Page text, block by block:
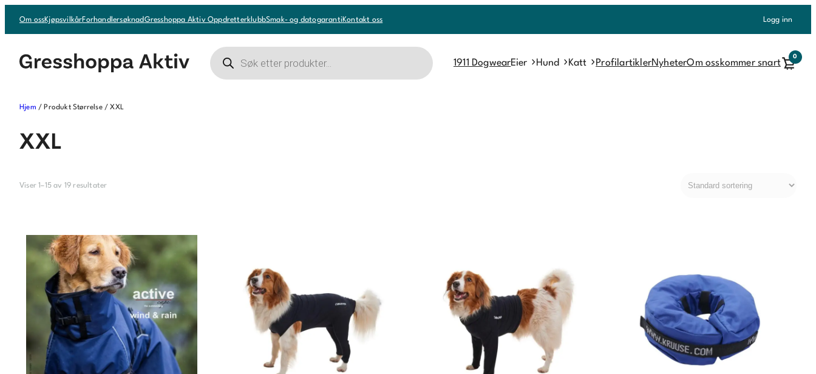
Om ossKjøpsvilkårForhandlersøknadGresshoppa Aktiv OppdretterklubbSmak- og datogarantiKontakt oss Logg inn
Products
search
1911 DogwearEier Hund Katt ProfilartiklerNyheterOm osskommer snart
0
Hjem / Produkt Størrelse / XXL
XXL
Viser 1–15 av 19 resultater